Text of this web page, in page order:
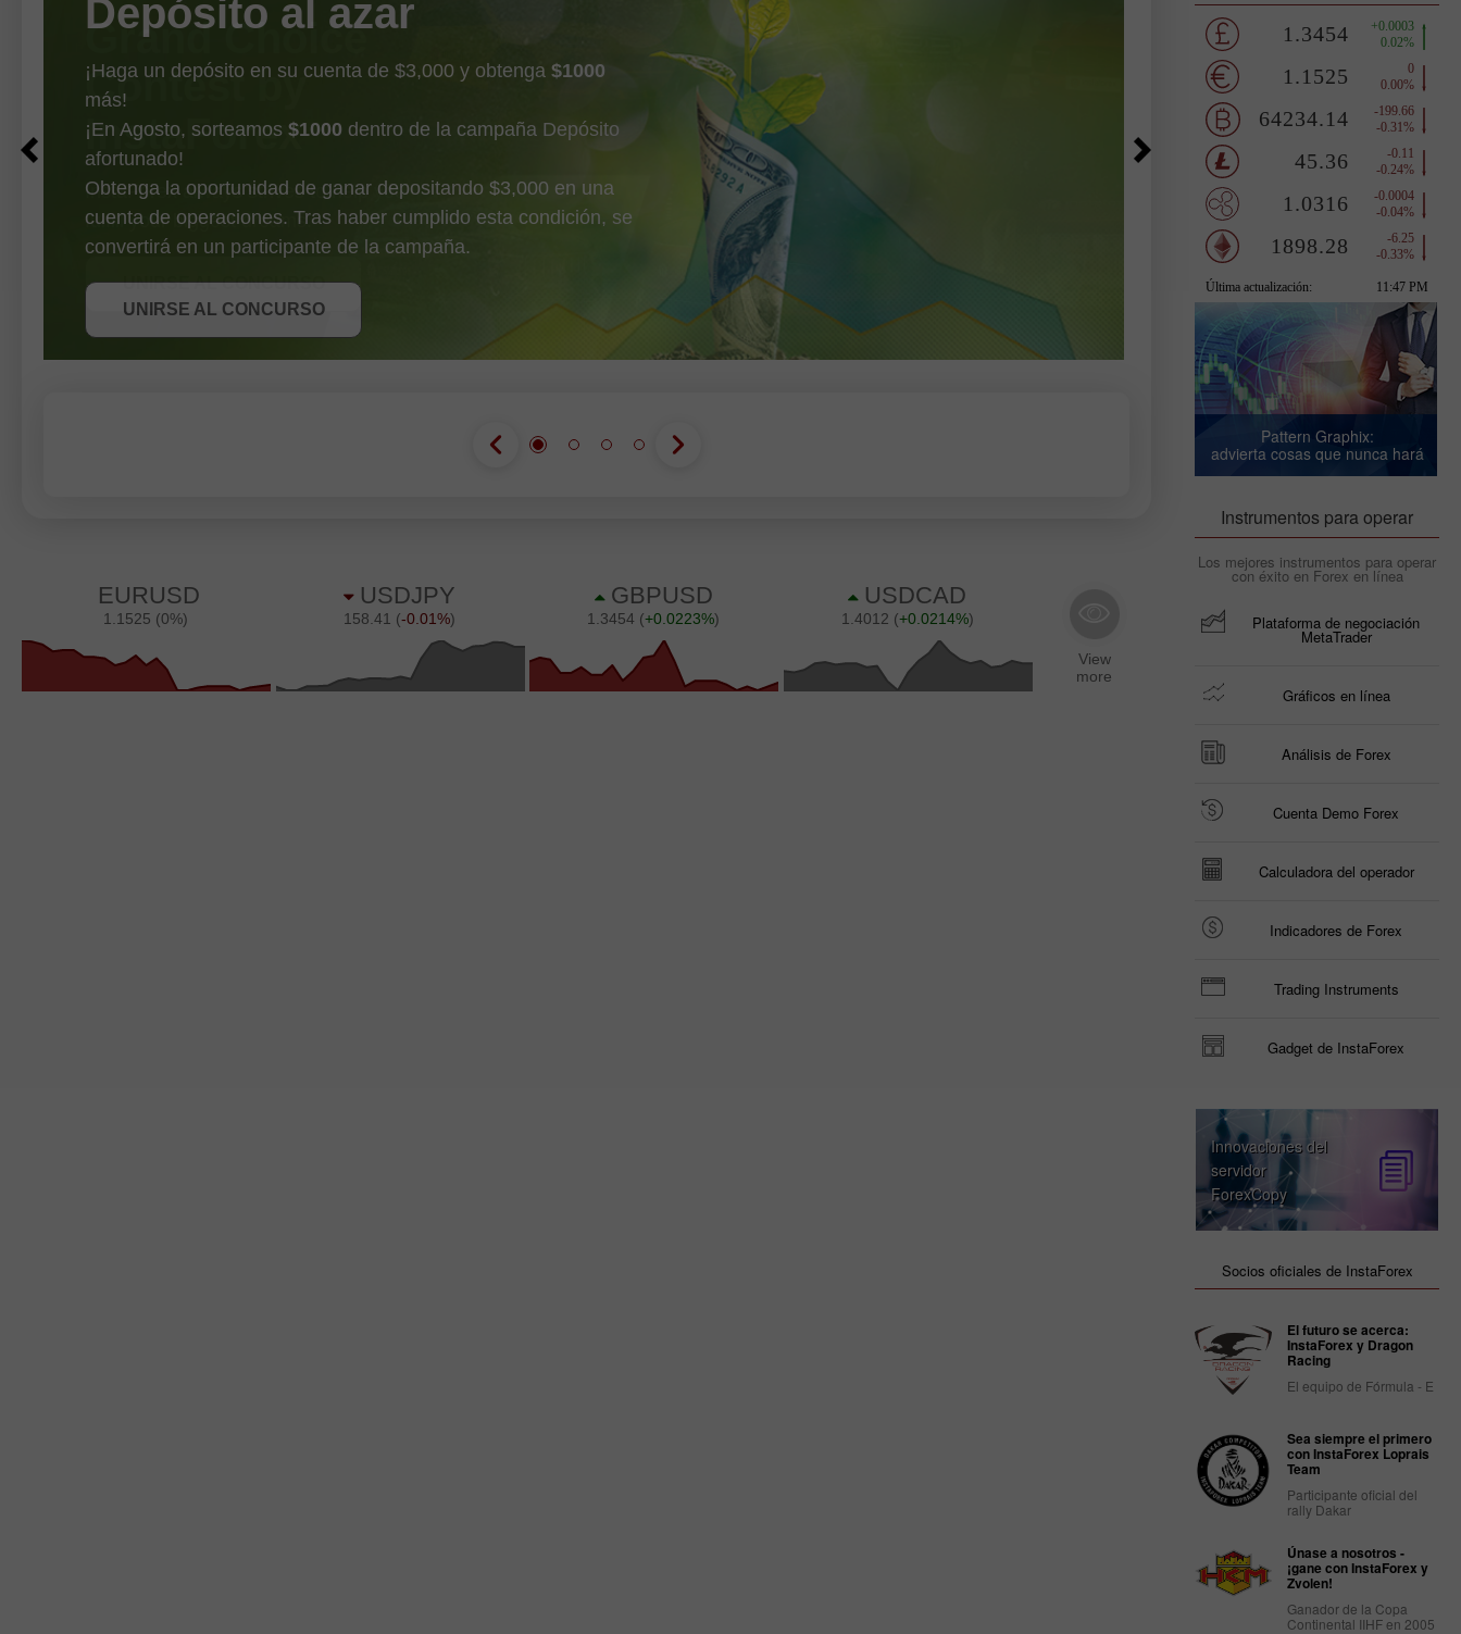
UNIRSE AL CONCURSO
Depósito al azar
¡Haga un depósito en su cuenta de $3,000 y obtenga $1000
más!
¡En Agosto, sorteamos $1000 dentro de la campaña Depósito
afortunado!
Obtenga la oportunidad de ganar depositando $3,000 en una
cuenta de operaciones. Tras haber cumplido esta condición, se
convertirá en un participante de la campaña.
UNIRSE AL CONCURSO
UNIRSE AL CONCURSO
OBTENER BONO
Pattern Graphix:
advierta cosas que nunca hará
Instrumentos para operar
Los mejores instrumentos para operar
con éxito en Forex en línea
Plataforma de negociación
MetaTrader
Gráficos en línea
Análisis de Forex
Cuenta Demo Forex
Calculadora del operador
Indicadores de Forex
Trading Instruments
Gadget de InstaForex
Innovaciones del
servidor
ForexCopy
Socios oficiales de InstaForex
El futuro se acerca:
InstaForex y Dragon
Racing
El equipo de Fórmula - E
Sea siempre el primero
con InstaForex Loprais
Team
Participante oficial del
rally Dakar
Únase a nosotros -
¡gane con InstaForex y
Zvolen!
Ganador de la Copa
Continental IIHF en 2005